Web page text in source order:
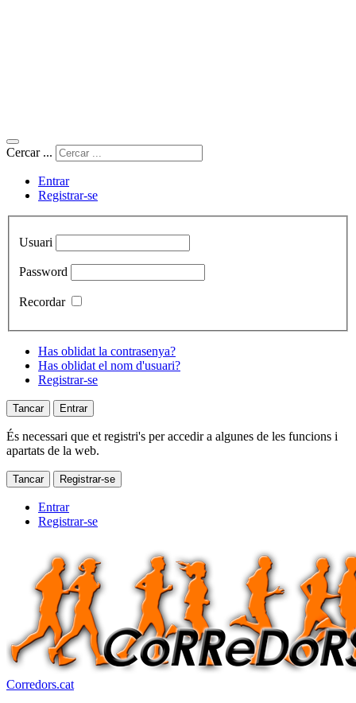
Cercar ...
Entrar
Registrar-se
Usuari
Password
Recordar
Has oblidat la contrasenya?
Has oblidat el nom d'usuari?
Registrar-se
Tancar Entrar
És necessari que et registri's per accedir a algunes de les funcions i
apartats de la web.
Tancar Registrar-se
Entrar
Registrar-se
Corredors.cat